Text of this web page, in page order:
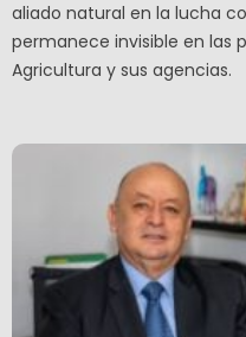
aliado natural en la lucha
permanece invisible en las
Agricultura y sus agencias.